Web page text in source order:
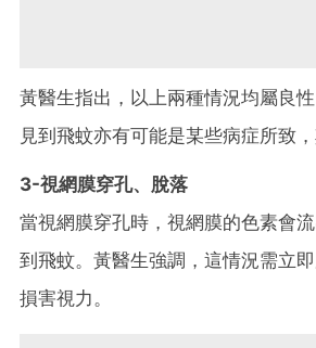
黃醫生指出，以上兩種情況均屬良
見到飛蚊亦有可能是某些病症所致，
3-視網膜穿孔、脫落
當視網膜穿孔時，視網膜的色素會
到飛蚊。黃醫生強調，這情況需立
損害視力。